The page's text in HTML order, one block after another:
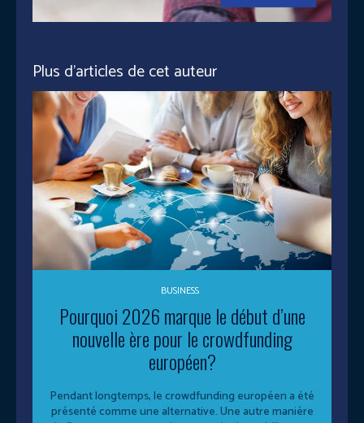
Plus d'articles de cet auteur
BUSINESS
Pourquoi 2026 marque le début d’une
nouvelle ère pour le crowdfunding
européen?
Pendant longtemps, le crowdfunding européen a été
présenté comme une alternative. Une autre manière